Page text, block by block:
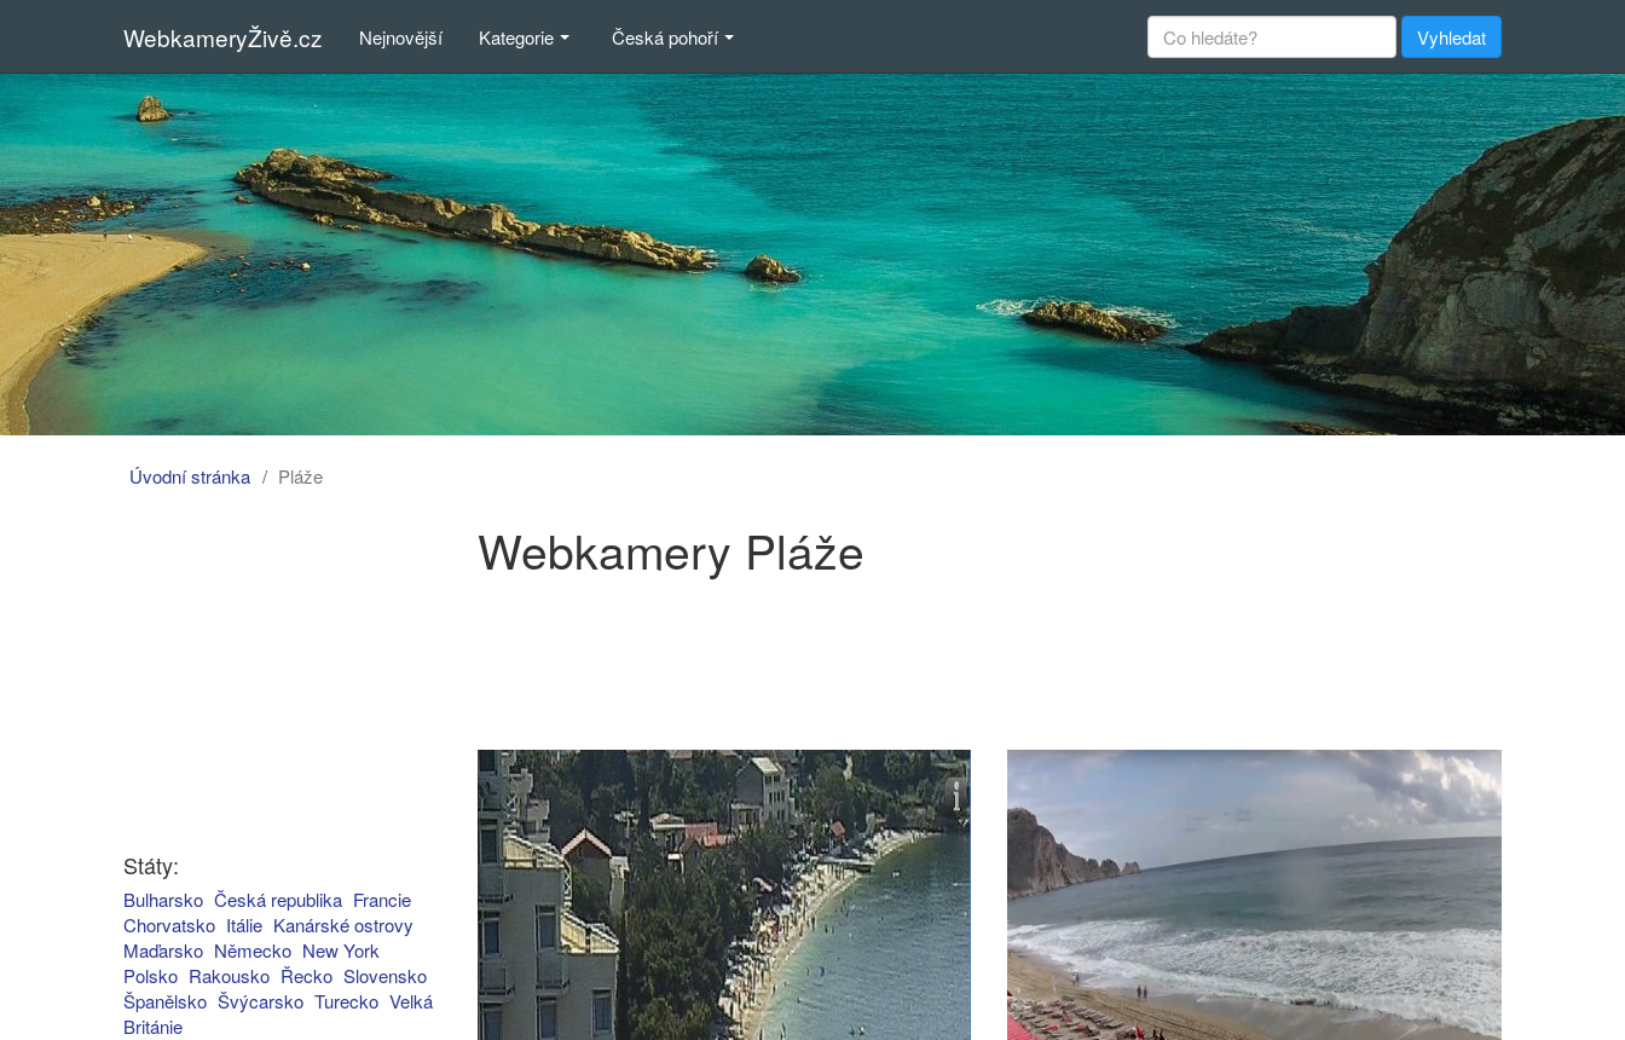
WebkameryŽivě.cz Nejnovější Kategorie Česká pohoří
Úvodní stránka Pláže
Státy:
Bulharsko Česká republika Francie
Chorvatsko Itálie Kanárské ostrovy
Maďarsko Německo New York
Polsko Rakousko Řecko Slovensko
Španělsko Švýcarsko Turecko Velká
Británie
Webkamery Pláže